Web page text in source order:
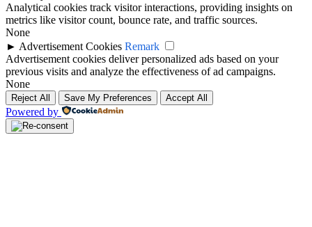
Analytical cookies track visitor interactions, providing insights on
metrics like visitor count, bounce rate, and traffic sources.
None
► Advertisement Cookies Remark
Advertisement cookies deliver personalized ads based on your
previous visits and analyze the effectiveness of ad campaigns.
None
Reject All Save My Preferences Accept All
Powered by